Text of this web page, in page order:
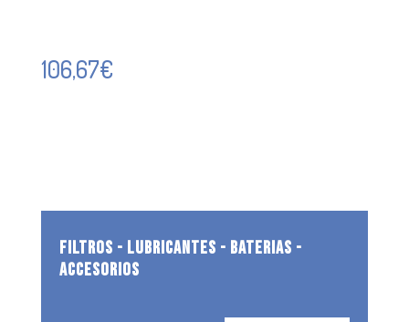
106,67€
FILTROS - LUBRICANTES - BATERIAS -
ACCESORIOS